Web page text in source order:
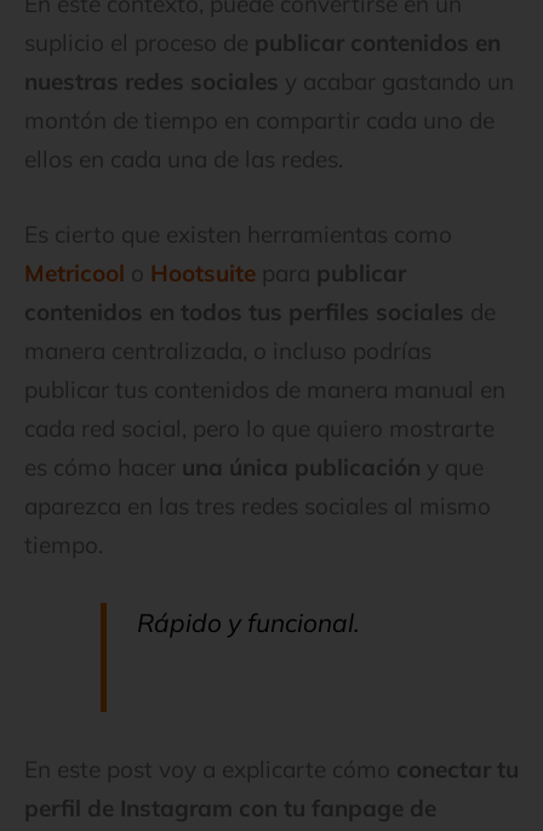
suplicio el proceso de publicar contenidos en
nuestras redes sociales y acabar gastando un
montón de tiempo en compartir cada uno de
ellos en cada una de las redes.
Es cierto que existen herramientas como
Metricool o Hootsuite para publicar
contenidos en todos tus perfiles sociales de
manera centralizada, o incluso podrías
publicar tus contenidos de manera manual en
cada red social, pero lo que quiero mostrarte
es cómo hacer una única publicación y que
aparezca en las tres redes sociales al mismo
tiempo.
Rápido y funcional.
En este post voy a explicarte cómo conectar tu
perfil de Instagram con tu fanpage de